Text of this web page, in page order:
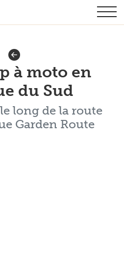
à moto en
du Sud
long de la route
Garden Route